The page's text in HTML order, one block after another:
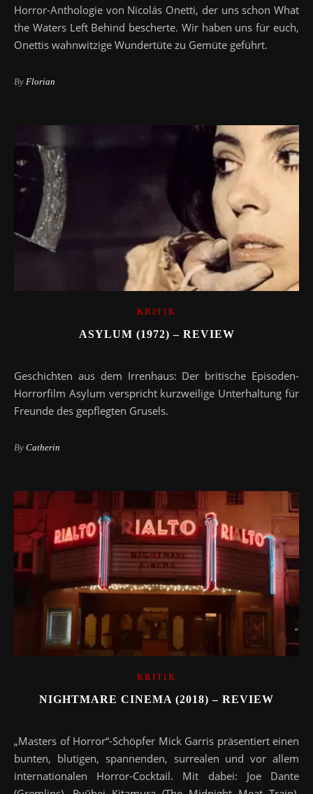
Horror-Anthologie von Nicolás Onetti, der uns schon What
the Waters Left Behind bescherte. Wir haben uns für euch,
Onettis wahnwitzige Wundertüte zu Gemüte geführt.
By Florian
KRITIK
ASYLUM (1972) – REVIEW
Geschichten aus dem Irrenhaus: Der britische Episoden-
Horrorfilm Asylum verspricht kurzweilige Unterhaltung für
Freunde des gepflegten Grusels.
By Catherin
KRITIK
NIGHTMARE CINEMA (2018) – REVIEW
„Masters of Horror“-Schöpfer Mick Garris präsentiert einen
bunten, blutigen, spannenden, surrealen und vor allem
internationalen Horror-Cocktail. Mit dabei: Joe Dante